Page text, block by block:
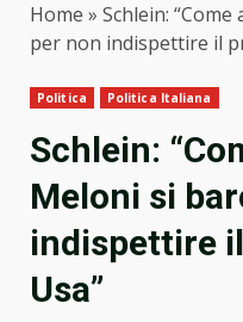
Home » Schlein:
per non indispettire il
Politica Politica Italiana
Schlein:
Meloni si
indispettire
Usa”